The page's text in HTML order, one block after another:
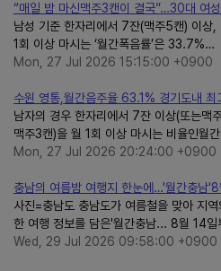
“매일 밤 마신맥주3캔이 결국”…30대 여성
남성 기준 한자리에서 7잔(맥주5캔) 이상
1회 이상 마시는 ‘월간폭음률’은 33.7%…
Mon, 27 Jul 2026 15:15:00 +0900
수원 영통,월간음주율 63.1% 경기도내 최
남자의 경우 한자리에서 7잔 이상(또는맥
맥주3캔)을 월 1회 이상 마시는 비율인월
Mon, 27 Jul 2026 20:24:00 +0900
충남의 여름밤 여행지 한눈에…'월간충남
사진=충남도 충남도가 여름철을 맞아 지
한 여행 정보를 담은'월간충남... 8월 14
Wed, 29 Jul 2026 09:58:00 +0900